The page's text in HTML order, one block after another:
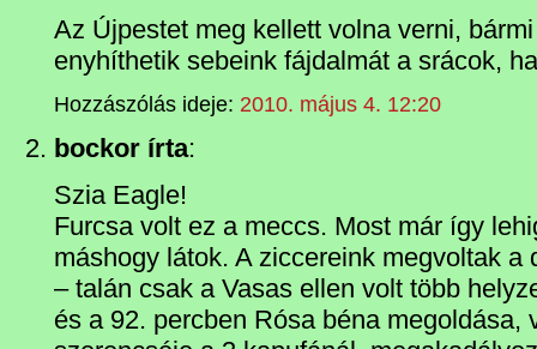
Az Újpestet meg kellett volna verni,
enyhíthetik sebeink fájdalmát a srácok,
Hozzászólás ideje: 2010. május 4. 12:20
bockor írta:
Szia Eagle!
Furcsa volt ez a meccs. Most már így
máshogy látok. A ziccereink megvoltak a
– talán csak a Vasas ellen volt több
és a 92. percben Rósa béna megoldása,